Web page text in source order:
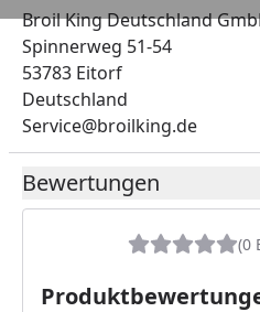
Broil King Deutschland
Spinnerweg 51-54
53783 Eitorf
Deutschland
Service@broilking.de
Bewertungen
(0